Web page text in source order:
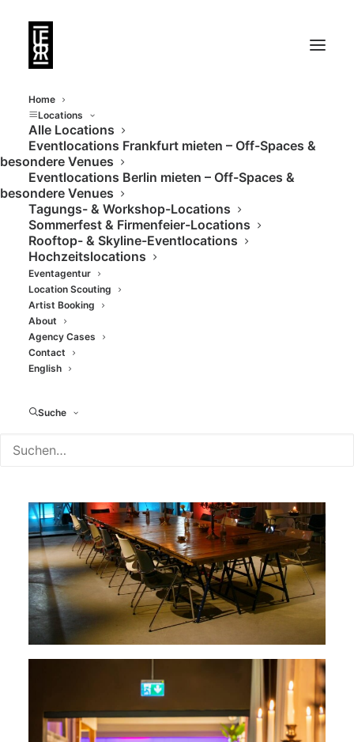
Home
Locations
Alle Locations
Eventlocations Frankfurt mieten – Off-Spaces &
besondere Venues
Eventlocations Berlin mieten – Off-Spaces &
besondere Venues
Tagungs- & Workshop-Locations
Sommerfest & Firmenfeier-Locations
Rooftop- & Skyline-Eventlocations
Hochzeitslocations
Eventagentur
Location Scouting
Artist Booking
About
Agency Cases
Contact
English
Suche
Stylische Flächen im
Herzen des
Frankfurter Bahnhofs-
Viertels